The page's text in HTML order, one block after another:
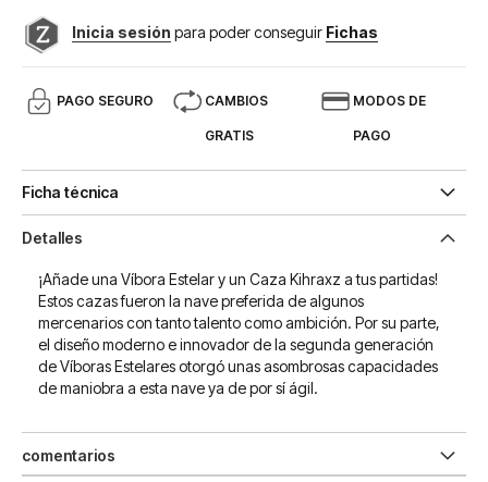
Inicia sesión para poder conseguir Fichas
PAGO SEGURO CAMBIOS
GRATIS
MODOS DE
PAGO
Ficha técnica
Detalles
¡Añade una Víbora Estelar y un Caza Kihraxz a tus partidas!
Estos cazas fueron la nave preferida de algunos
mercenarios con tanto talento como ambición. Por su parte,
el diseño moderno e innovador de la segunda generación
de Víboras Estelares otorgó unas asombrosas capacidades
de maniobra a esta nave ya de por sí ágil.
comentarios